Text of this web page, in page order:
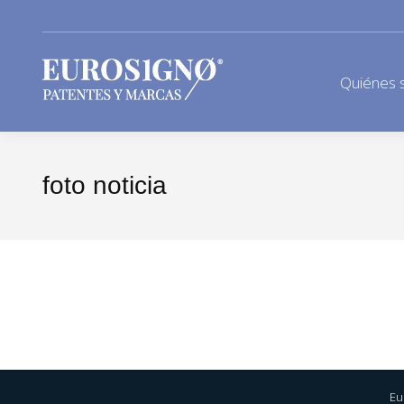
Quiénes
foto noticia